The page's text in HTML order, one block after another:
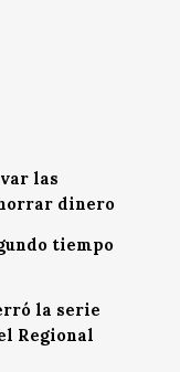
las
dinero
tiempo
la serie
Regional